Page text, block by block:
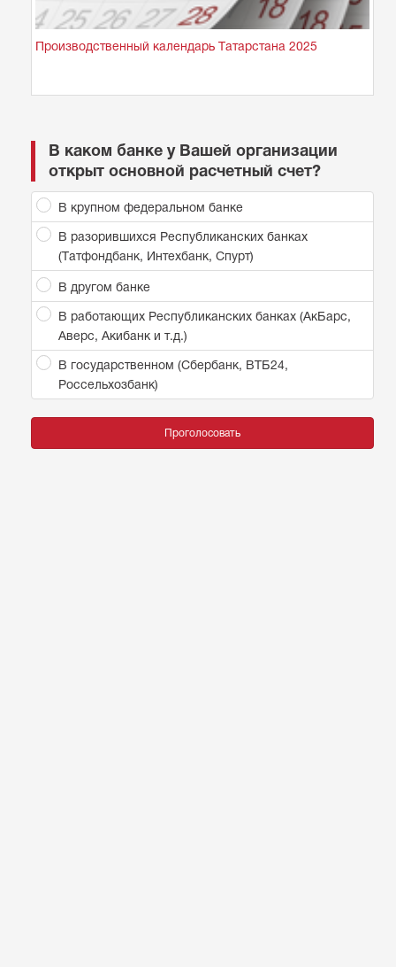
Производственный календарь Татарстана 2025
В каком банке у Вашей организации
открыт основной расчетный счет?
В крупном федеральном банке
В разорившихся Республиканских банках
(Татфондбанк, Интехбанк, Спурт)
В другом банке
В работающих Республиканских банках (АкБарс,
Аверс, Акибанк и т.д.)
В государственном (Сбербанк, ВТБ24,
Россельхозбанк)
Проголосовать